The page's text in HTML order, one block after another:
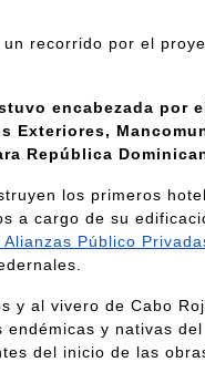
recorrido por el
encabezada por
Exteriores,
República
los primeros
a cargo de su
Público
y al vivero de Cabo
y nativas
del inicio de las